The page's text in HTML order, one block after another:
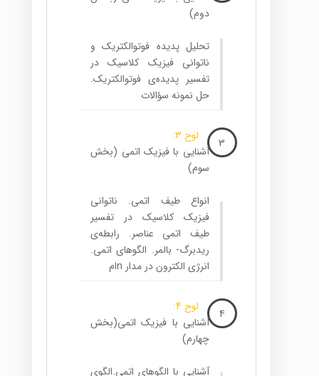
دوم)
تحلیل پدیده فوتوالکتریک و
ناتوانی فیزیک کلاسیک در
تفسیر پدیده‌ی فوتوالکتریک.
حل نمونه سؤالات
3
لوح 3:
آشنایی با فیزیک اتمی (بخش
سوم)
انواع طیف اتمی. ناتوانی
فیزیک کلاسیک در تفسیر
طیف اتمی عناصر. رابطه‌ی
ریدبرگ- بالمر. الگوهای اتمی.
انرژی الکترون در مدار nام
4
لوح 4:
آشنایی با فیزیک اتمی(بخش
چهارم)
آشنایی با الگوهای اتمی.الگوی